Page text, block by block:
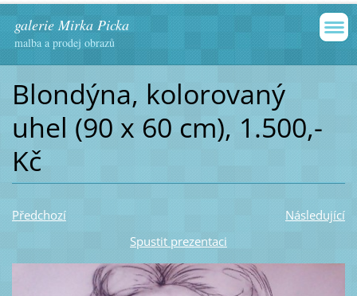
galerie Mirka Picka
malba a prodej obrazů
Blondýna, kolorovaný
uhel (90 x 60 cm), 1.500,-
Kč
Předchozí
Následující
Spustit prezentaci